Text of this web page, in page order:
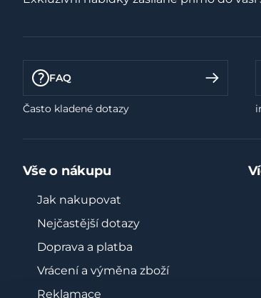
FAQ
Často kladené dotazy
Vše o nákupu
Jak nakupovat
Nejčastější dotazy
Doprava a platba
Vrácení a výměna zboží
Reklamace